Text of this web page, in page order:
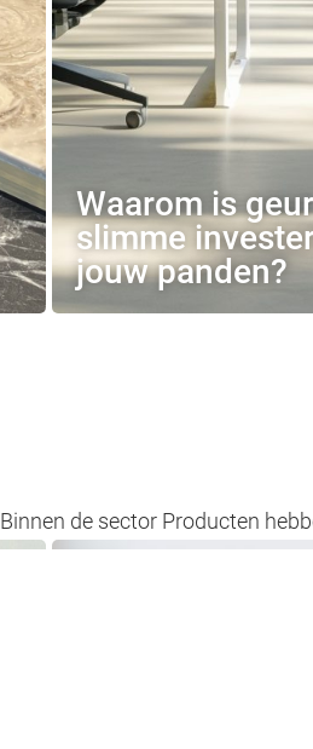
Waarom is
slimme
jouw panden?
Binnen de sector Producten